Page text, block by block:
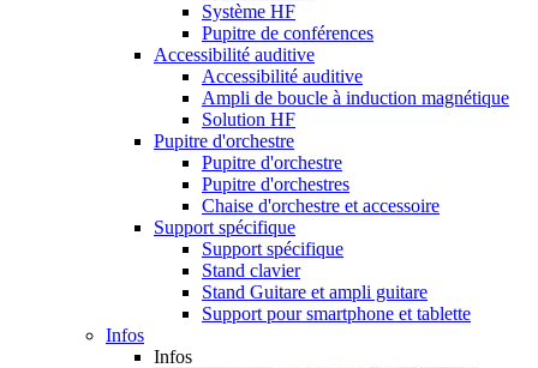
Système HF
Pupitre de conférences
Accessibilité auditive
Accessibilité auditive
Ampli de boucle à induction magnétique
Solution HF
Pupitre d'orchestre
Pupitre d'orchestre
Pupitre d'orchestres
Chaise d'orchestre et accessoire
Support spécifique
Support spécifique
Stand clavier
Stand Guitare et ampli guitare
Support pour smartphone et tablette
Infos
Infos